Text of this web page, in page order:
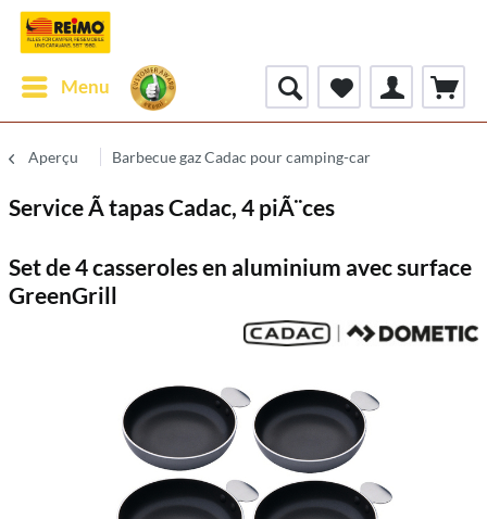
Menu
Aperçu Barbecue gaz Cadac pour camping-car
Service Ã tapas Cadac, 4 piÃ¨ces
Set de 4 casseroles en aluminium avec surface
GreenGrill